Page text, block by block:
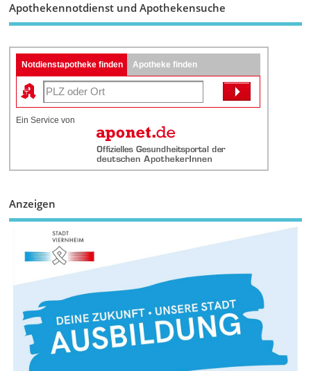
Apothekennotdienst und Apothekensuche
Notdienstapotheke finden Apotheke finden
Ein Service von
Anzeigen